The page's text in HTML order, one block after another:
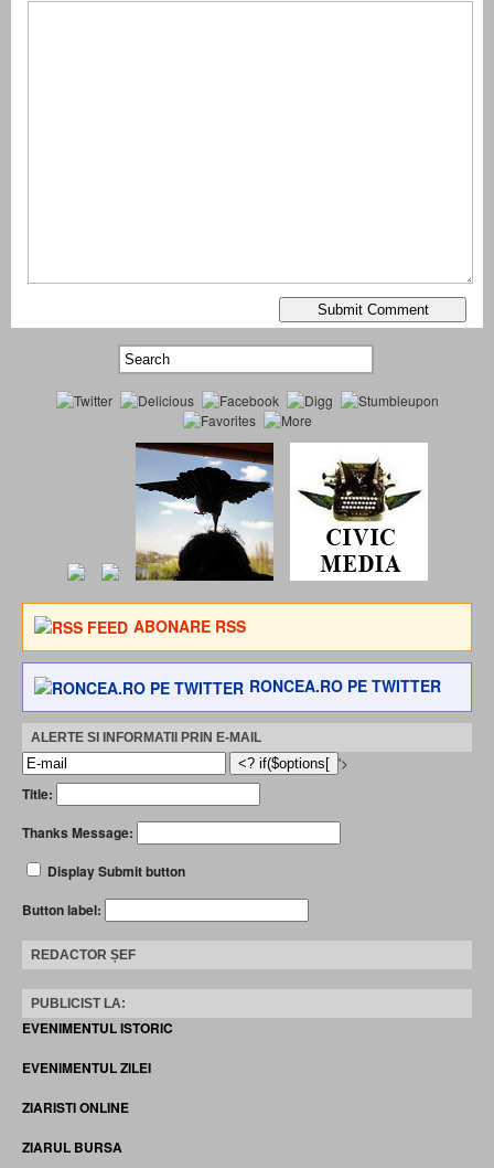
ABONARE RSS
RONCEA.RO PE TWITTER
ALERTE SI INFORMATII PRIN E-MAIL
'>
Title:
Thanks Message:
Display Submit button
Button label:
REDACTOR ȘEF
PUBLICIST LA:
EVENIMENTUL ISTORIC
EVENIMENTUL ZILEI
ZIARISTI ONLINE
ZIARUL BURSA